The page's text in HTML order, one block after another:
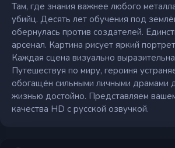
Там, где знания важнее любого
убийц. Десять лет обучения под
обернулась против создателей.
арсенал. Картина рисует яркий
Каждая сцена визуально
Путешествуя по миру, героиня
обогащён сильными личными драмами
жизнью достойно. Представляем
качества HD с русской озвучкой.